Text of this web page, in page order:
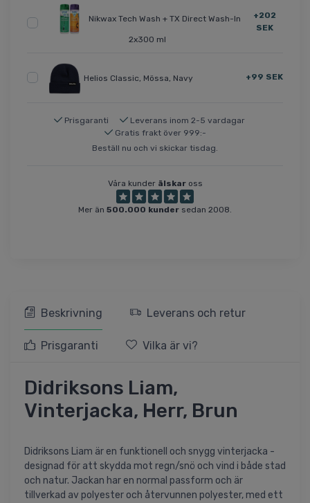
Nikwax Tech Wash + TX Direct Wash-In
2x300 ml
+202
SEK
Helios Classic, Mössa, Navy +99 SEK
Prisgaranti
Leverans inom 2-5 vardagar
Gratis frakt över 999:-
Beställ nu och vi skickar tisdag.
Våra kunder älskaross
Mer än 500.000 kunder sedan 2008.
Beskrivning Leverans och retur
Prisgaranti Vilka är vi?
Didriksons Liam,
Vinterjacka, Herr, Brun
Didriksons Liam är en funktionell och snygg vinterjacka -
designad för att skydda mot regn/snö och vind i både stad
och natur. Jackan har en normal passform och är
tillverkad av polyester och återvunnen polyester, med ett